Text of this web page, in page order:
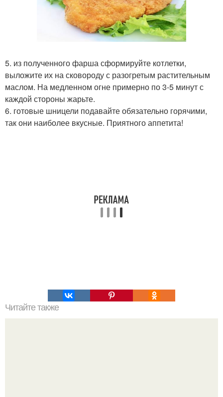
5. из полученного фарша сформируйте котлетки,
выложите их на сковороду с разогретым растительным
маслом. На медленном огне примерно по 3-5 минут с
каждой стороны жарьте.
6. готовые шницели подавайте обязательно горячими,
так они наиболее вкусные. Приятного аппетита!
Читайте также